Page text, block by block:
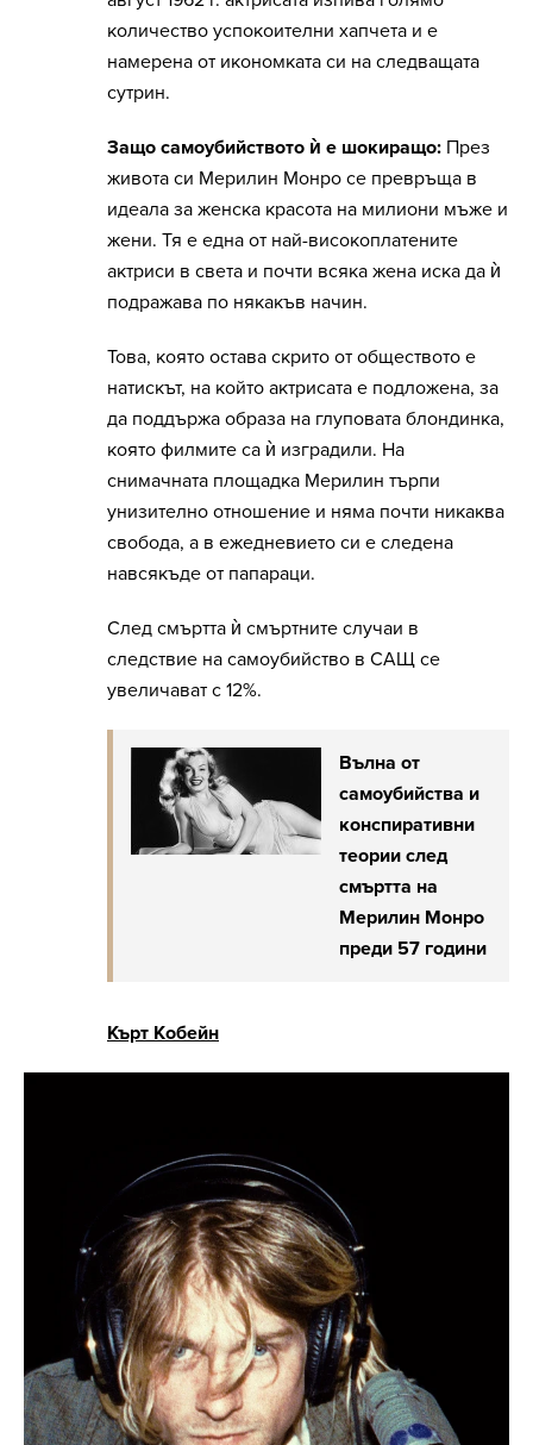
количество успокоителни хапчета и е
намерена от икономката си на следващата
сутрин.
Защо самоубийството ѝ е шокиращо: През
живота си Мерилин Монро се превръща в
идеала за женска красота на милиони мъже и
жени. Тя е една от най-високоплатените
актриси в света и почти всяка жена иска да ѝ
подражава по някакъв начин.
Това, която остава скрито от обществото е
натискът, на който актрисата е подложена, за
да поддържа образа на глуповата блондинка,
която филмите са ѝ изградили. На
снимачната площадка Мерилин търпи
унизително отношение и няма почти никаква
свобода, а в ежедневието си е следена
навсякъде от папараци.
След смъртта ѝ смъртните случаи в
следствие на самоубийство в САЩ се
увеличават с 12%.
Вълна от
самоубийства и
конспиративни
теории след
смъртта на
Мерилин Монро
преди 57 години
Кърт Кобейн